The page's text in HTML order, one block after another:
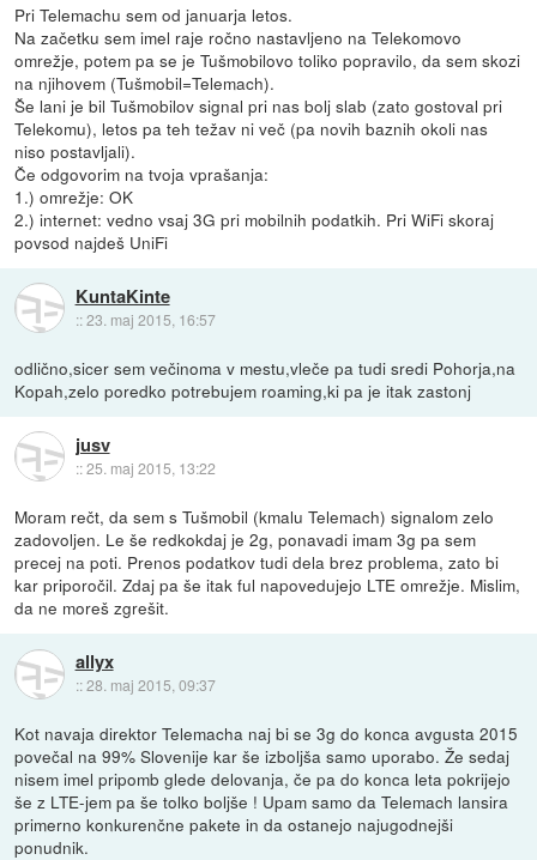
Pri Telemachu sem od januarja letos.
Na začetku sem imel raje ročno nastavljeno na Telekomovo
omrežje, potem pa se je Tušmobilovo toliko popravilo, da sem skozi
na njihovem (Tušmobil=Telemach).
Še lani je bil Tušmobilov signal pri nas bolj slab (zato gostoval pri
Telekomu), letos pa teh težav ni več (pa novih baznih okoli nas
niso postavljali).
Če odgovorim na tvoja vprašanja:
1.) omrežje: OK
2.) internet: vedno vsaj 3G pri mobilnih podatkih. Pri WiFi skoraj
povsod najdeš UniFi
KuntaKinte
::23. maj 2015, 16:57
odlično,sicer sem večinoma v mestu,vleče pa tudi sredi Pohorja,na
Kopah,zelo poredko potrebujem roaming,ki pa je itak zastonj
jusv
::25. maj 2015, 13:22
Moram rečt, da sem s Tušmobil (kmalu Telemach) signalom zelo
zadovoljen. Le še redkokdaj je 2g, ponavadi imam 3g pa sem
precej na poti. Prenos podatkov tudi dela brez problema, zato bi
kar priporočil. Zdaj pa še itak ful napovedujejo LTE omrežje. Mislim,
da ne moreš zgrešit.
allyx
::28. maj 2015, 09:37
Kot navaja direktor Telemacha naj bi se 3g do konca avgusta 2015
povečal na 99% Slovenije kar še izboljša samo uporabo. Že sedaj
nisem imel pripomb glede delovanja, če pa do konca leta pokrijejo
še z LTE-jem pa še tolko boljše ! Upam samo da Telemach lansira
primerno konkurenčne pakete in da ostanejo najugodnejši
ponudnik.